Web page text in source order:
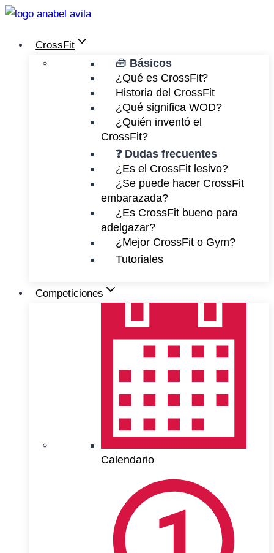
Saltar
contenidoCrossFit
🧰 Básicos
¿Qué es CrossFit?
Historia del CrossFit
¿Qué significa WOD?
¿Quién inventó el
CrossFit?
❓ Dudas frecuentes
¿Es el CrossFit lesivo?
¿Se puede hacer CrossFit
embarazada?
¿Es CrossFit bueno para
adelgazar?
¿Mejor CrossFit o Gym?
Tutoriales
Competiciones
Calendario